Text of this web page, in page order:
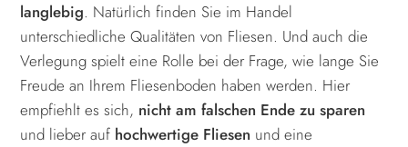
langlebig. Natürlich finden Sie im Handel
unterschiedliche Qualitäten von Fliesen. Und auch die
Verlegung spielt eine Rolle bei der Frage, wie lange Sie
Freude an Ihrem Fliesenboden haben werden. Hier
empfiehlt es sich, nicht am falschen Ende zu sparen
und lieber auf hochwertige Fliesen und eine